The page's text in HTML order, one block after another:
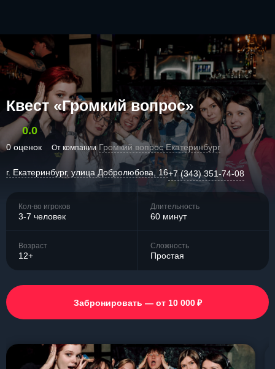
Квест «Громкий вопрос»
0.0
0 оценок От компании Громкий вопрос Екатеринбург
г. Екатеринбург, улица Добролюбова, 16+7 (343) 351-74-08
Кол-во игроков
3-7 человек
Длительность
60 минут
Возраст
12+
Сложность
Простая
Забронировать — от 10 000 ₽